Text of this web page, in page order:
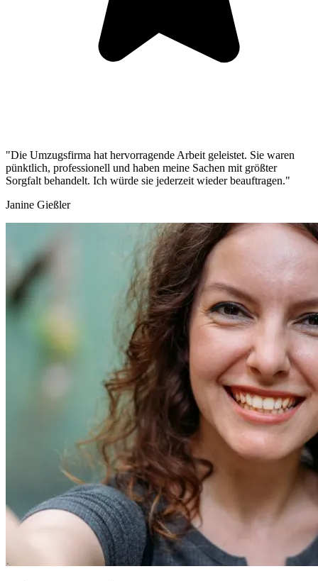
"Die Umzugsfirma hat hervorragende Arbeit geleistet. Sie waren
pünktlich, professionell und haben meine Sachen mit größter
Sorgfalt behandelt. Ich würde sie jederzeit wieder beauftragen."
Janine Gießler